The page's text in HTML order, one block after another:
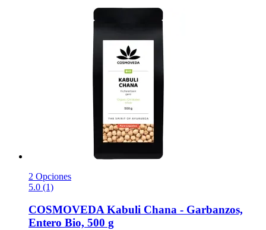
2 Opciones
5.0 (1)
COSMOVEDAKabuli Chana -​ Garbanzos,
Entero Bio, 500 g